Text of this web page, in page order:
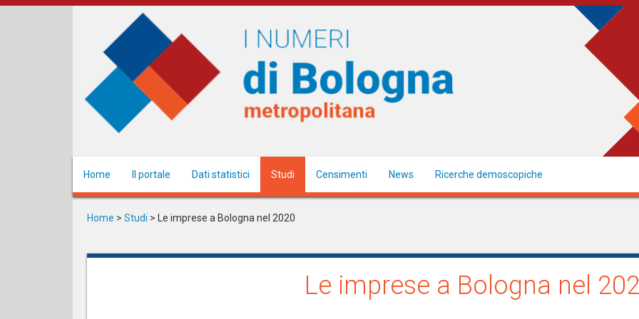
Salta
Home Il portale Dati statistici Studi Censimenti News Ricerche demoscopiche
Home > Studi > Le imprese a Bologna nel 2020
Le imprese a Bologna nel